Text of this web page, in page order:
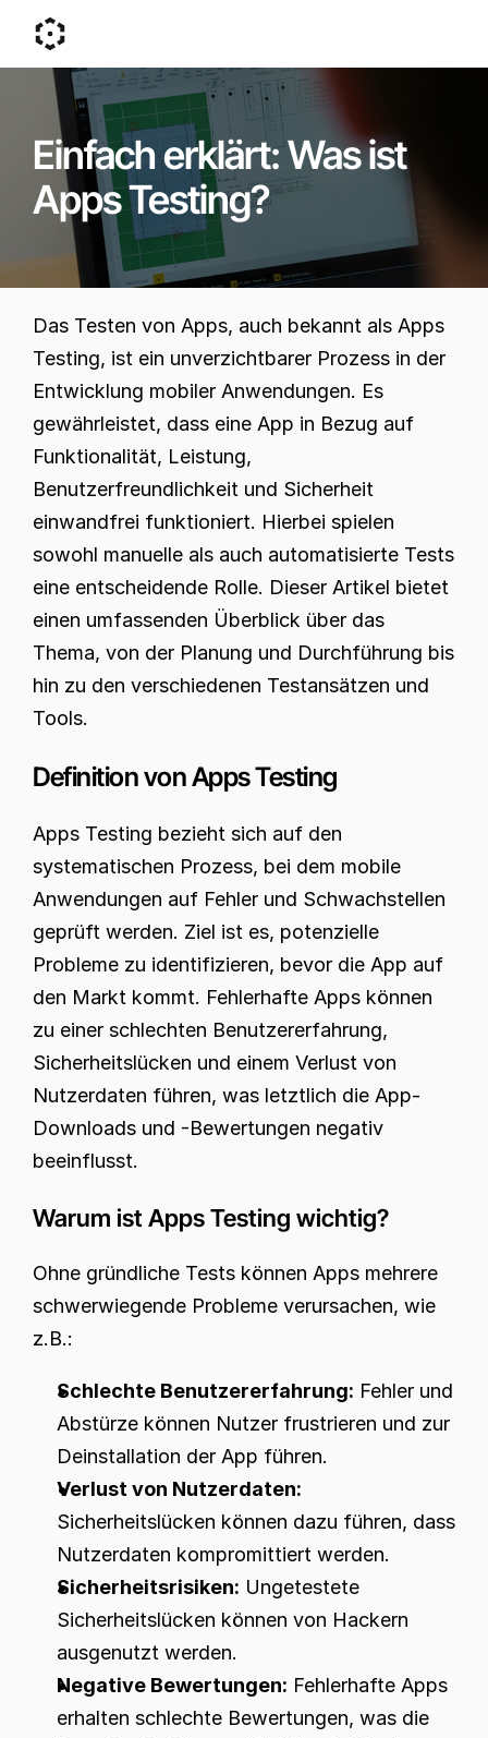
Einfach erklärt: Was ist
Apps Testing?
Das Testen von Apps, auch bekannt als Apps
Testing, ist ein unverzichtbarer Prozess in der
Entwicklung mobiler Anwendungen. Es
gewährleistet, dass eine App in Bezug auf
Funktionalität, Leistung,
Benutzerfreundlichkeit und Sicherheit
einwandfrei funktioniert. Hierbei spielen
sowohl manuelle als auch automatisierte Tests
eine entscheidende Rolle. Dieser Artikel bietet
einen umfassenden Überblick über das
Thema, von der Planung und Durchführung bis
hin zu den verschiedenen Testansätzen und
Tools.
Definition von Apps Testing
Apps Testing bezieht sich auf den
systematischen Prozess, bei dem mobile
Anwendungen auf Fehler und Schwachstellen
geprüft werden. Ziel ist es, potenzielle
Probleme zu identifizieren, bevor die App auf
den Markt kommt. Fehlerhafte Apps können
zu einer schlechten Benutzererfahrung,
Sicherheitslücken und einem Verlust von
Nutzerdaten führen, was letztlich die App-
Downloads und -Bewertungen negativ
beeinflusst.
Warum ist Apps Testing wichtig?
Ohne gründliche Tests können Apps mehrere
schwerwiegende Probleme verursachen, wie
z.B.:
Schlechte Benutzererfahrung: Fehler und
Abstürze können Nutzer frustrieren und zur
Deinstallation der App führen.
Verlust von Nutzerdaten:
Sicherheitslücken können dazu führen, dass
Nutzerdaten kompromittiert werden.
Sicherheitsrisiken: Ungetestete
Sicherheitslücken können von Hackern
ausgenutzt werden.
Negative Bewertungen: Fehlerhafte Apps
erhalten schlechte Bewertungen, was die